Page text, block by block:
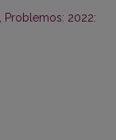
Problemos: 2022: